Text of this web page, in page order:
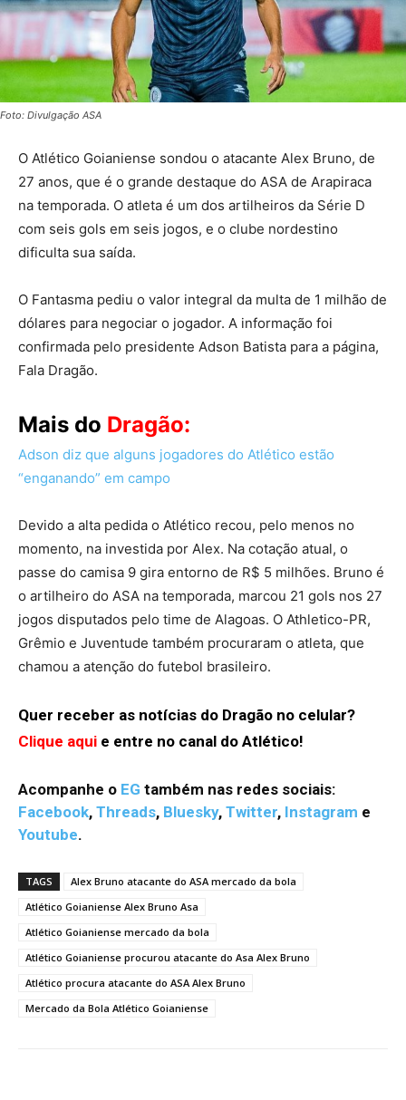
Foto: Divulgação ASA
O Atlético Goianiense sondou o atacante Alex Bruno, de
27 anos, que é o grande destaque do ASA de Arapiraca
na temporada. O atleta é um dos artilheiros da Série D
com seis gols em seis jogos, e o clube nordestino
dificulta sua saída.
O Fantasma pediu o valor integral da multa de 1 milhão de
dólares para negociar o jogador. A informação foi
confirmada pelo presidente Adson Batista para a página,
Fala Dragão.
Mais do Dragão:
Adson diz que alguns jogadores do Atlético estão
“enganando” em campo
Devido a alta pedida o Atlético recou, pelo menos no
momento, na investida por Alex. Na cotação atual, o
passe do camisa 9 gira entorno de R$ 5 milhões. Bruno é
o artilheiro do ASA na temporada, marcou 21 gols nos 27
jogos disputados pelo time de Alagoas. O Athletico-PR,
Grêmio e Juventude também procuraram o atleta, que
chamou a atenção do futebol brasileiro.
Quer receber as notícias do Dragão no celular?
Clique aqui e entre no canal do Atlético!
Acompanhe o EG também nas redes sociais:
Facebook, Threads, Bluesky, Twitter, Instagram e
Youtube.
TAGS
Alex Bruno atacante do ASA mercado da bola
Atlético Goianiense Alex Bruno Asa
Atlético Goianiense mercado da bola
Atlético Goianiense procurou atacante do Asa Alex Bruno
Atlético procura atacante do ASA Alex Bruno
Mercado da Bola Atlético Goianiense